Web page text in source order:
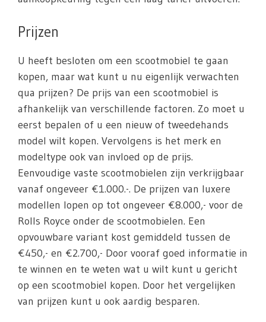
Prijzen
U heeft besloten om een scootmobiel te gaan
kopen, maar wat kunt u nu eigenlijk verwachten
qua prijzen? De prijs van een scootmobiel is
afhankelijk van verschillende factoren. Zo moet u
eerst bepalen of u een nieuw of tweedehands
model wilt kopen. Vervolgens is het merk en
modeltype ook van invloed op de prijs.
Eenvoudige vaste scootmobielen zijn verkrijgbaar
vanaf ongeveer €1.000.-. De prijzen van luxere
modellen lopen op tot ongeveer €8.000,- voor de
Rolls Royce onder de scootmobielen. Een
opvouwbare variant kost gemiddeld tussen de
€450,- en €2.700,- Door vooraf goed informatie in
te winnen en te weten wat u wilt kunt u gericht
op een scootmobiel kopen. Door het vergelijken
van prijzen kunt u ook aardig besparen.